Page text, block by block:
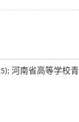
河南省高等学校